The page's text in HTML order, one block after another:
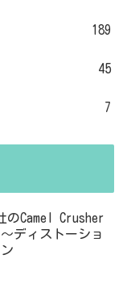
189
45
7
のCamel Crusher
ディストーショ